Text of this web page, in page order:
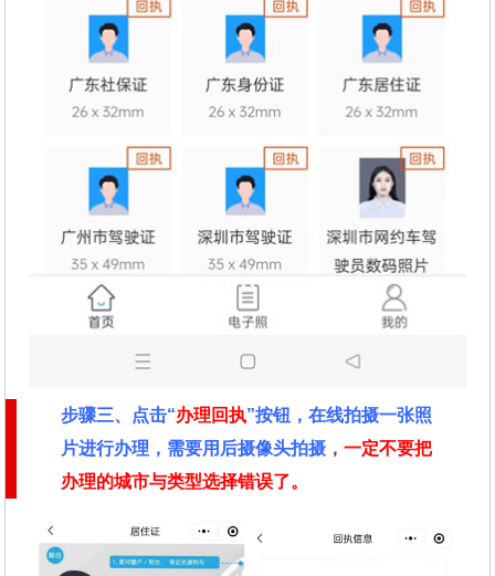
步骤三、点击“办理回执”按钮，在线拍摄一张照
片进行办理，需要用后摄像头拍摄 ，一定不要把
办理的城市与类型选择错误了。